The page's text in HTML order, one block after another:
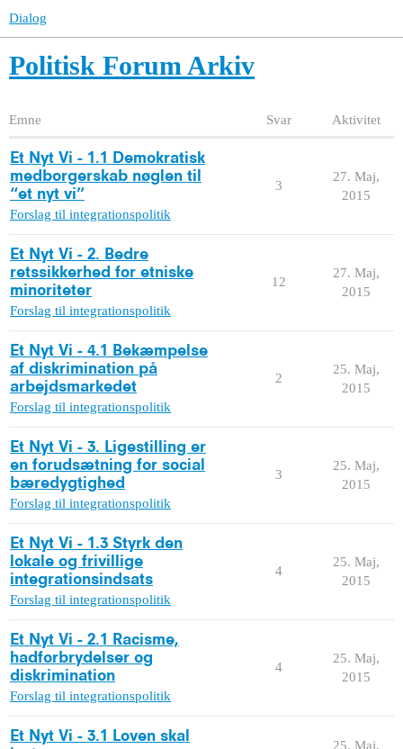
Dialog
Politisk Forum Arkiv
Emne Svar Aktivitet
Et Nyt Vi - 1.1 Demokratisk
medborgerskab nøglen til
“et nyt vi”
Forslag til integrationspolitik
3
27. Maj,
2015
Et Nyt Vi - 2. Bedre
retssikkerhed for etniske
minoriteter
Forslag til integrationspolitik
12
27. Maj,
2015
Et Nyt Vi - 4.1 Bekæmpelse
af diskrimination på
arbejdsmarkedet
Forslag til integrationspolitik
2
25. Maj,
2015
Et Nyt Vi - 3. Ligestilling er
en forudsætning for social
bæredygtighed
Forslag til integrationspolitik
3
25. Maj,
2015
Et Nyt Vi - 1.3 Styrk den
lokale og frivillige
integrationsindsats
Forslag til integrationspolitik
4
25. Maj,
2015
Et Nyt Vi - 2.1 Racisme,
hadforbrydelser og
diskrimination
Forslag til integrationspolitik
4
25. Maj,
2015
Et Nyt Vi - 3.1 Loven skal
25. Maj,